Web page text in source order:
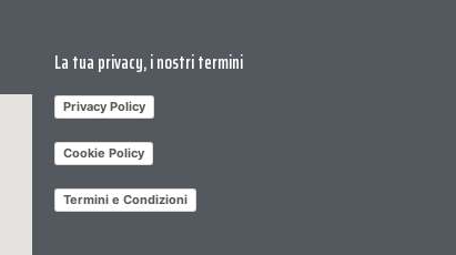
La tua privacy, i nostri termini
Privacy Policy
Cookie Policy
Termini e Condizioni